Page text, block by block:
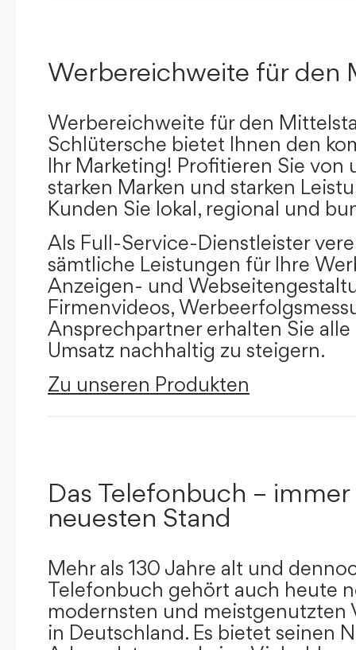
Werbereichweite für den
Werbereichweite für den
Schlütersche bietet Ihnen den
Ihr Marketing! Profitieren Sie von
starken Marken und starken
Kunden Sie lokal, regional und
Als Full-Service-Dienstleister
sämtliche Leistungen für Ihre
Anzeigen- und
Firmenvideos,
Ansprechpartner erhalten Sie
Umsatz nachhaltig zu steigern.
Zu unseren Produkten
Das Telefonbuch –
neuesten Stand
Mehr als 130 Jahre alt und
Telefonbuch gehört auch heute
modernsten und meistgenutzten
in Deutschland. Es bietet seinen